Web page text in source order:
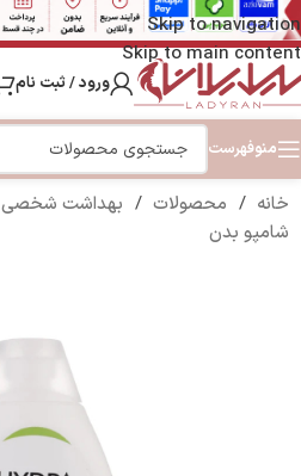
Skip to navigation
Skip to main content
ورود / ثبت نام
منوفهرست
خانه / محصولات / بهداشت شخصی
شامپو بدن